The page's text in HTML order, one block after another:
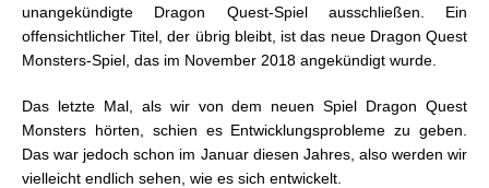
unangekündigte Dragon Quest-Spiel ausschließen. Ein
offensichtlicher Titel, der übrig bleibt, ist das neue Dragon Quest
Monsters-Spiel, das im November 2018 angekündigt wurde.
Das letzte Mal, als wir von dem neuen Spiel Dragon Quest
Monsters hörten, schien es Entwicklungsprobleme zu geben.
Das war jedoch schon im Januar diesen Jahres, also werden wir
vielleicht endlich sehen, wie es sich entwickelt.